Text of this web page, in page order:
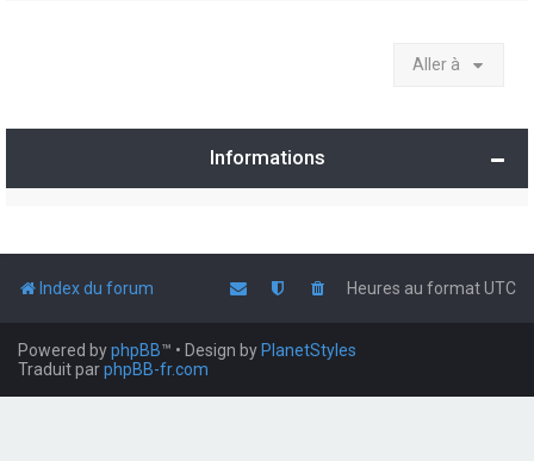
Aller à
Informations
Index du forum Heures au formatUTC
Powered byphpBB™ • Design by PlanetStyles
Traduit parphpBB-fr.com